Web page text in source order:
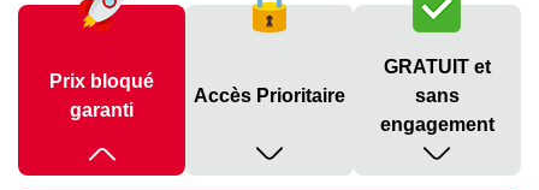
Prix bloqué
garanti
Accès Prioritaire
GRATUIT et
sans
engagement